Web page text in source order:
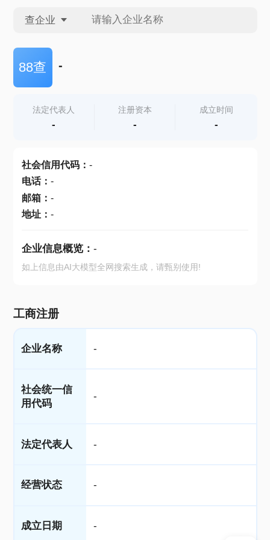
查企业
查企业
查产地
88查 -
法定代表人
-
注册资本
-
成立时间
-
社会信用代码： -
电话： -
邮箱： -
地址： -
企业信息概览： -
如上信息由AI大模型全网搜索生成，请甄别使用!
工商注册
企业名称 -
社会统一信
用代码
-
法定代表人 -
经营状态 -
成立日期 -